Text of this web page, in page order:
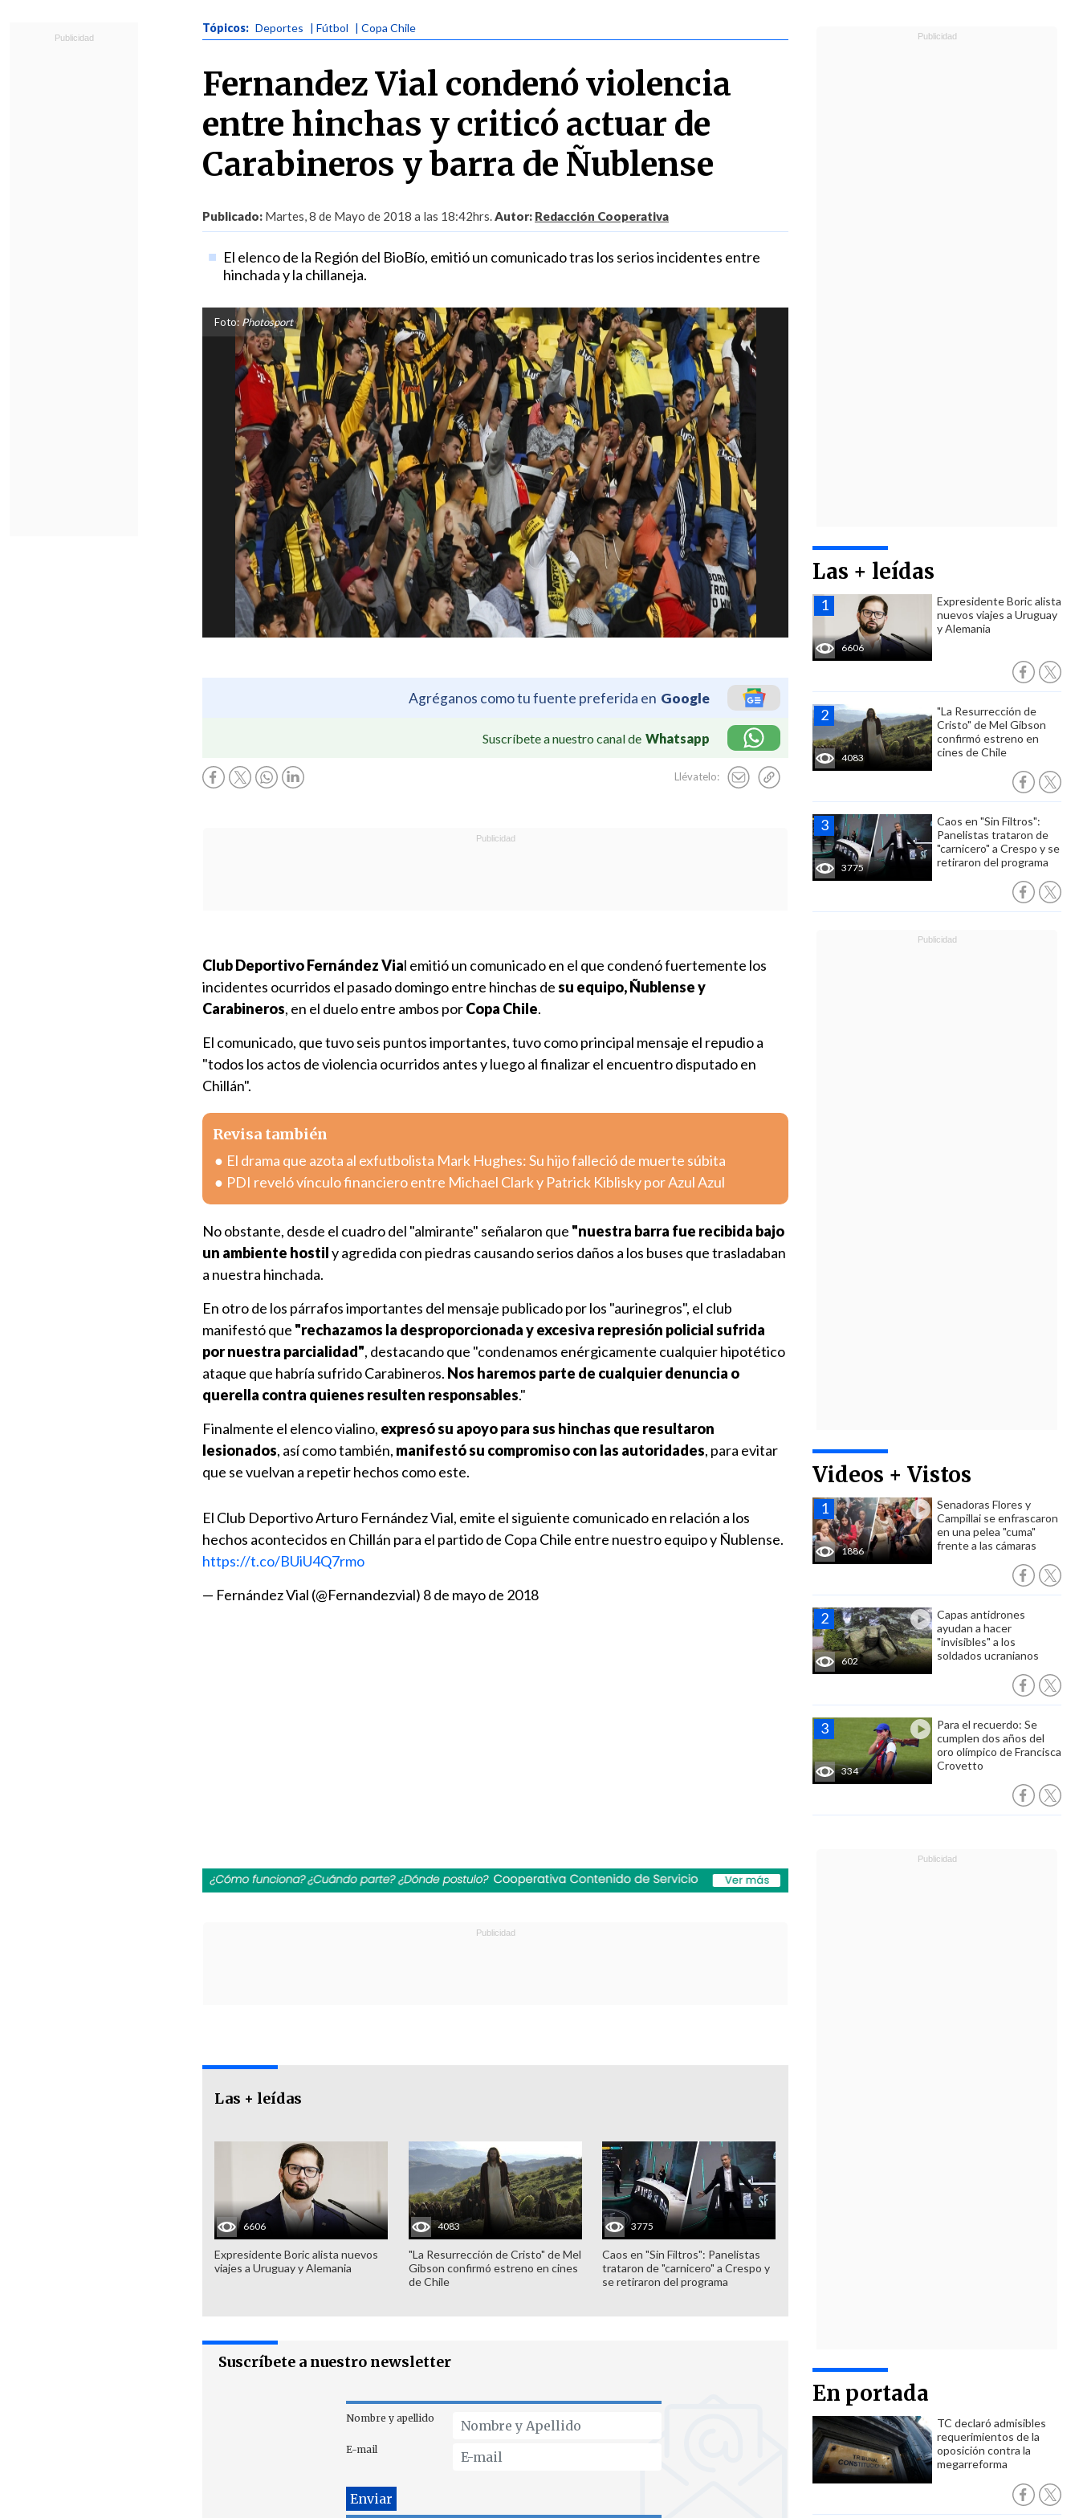
Tópicos: Deportes | Fútbol | Copa Chile
Fernandez Vial condenó violencia
entre hinchas y criticó actuar de
Carabineros y barra de Ñublense
Publicado: Martes, 8 de Mayo de 2018 a las 18:42hrs.Autor: Redacción Cooperativa
El elenco de la Región del BioBío, emitió un comunicado tras los serios incidentes entre
hinchada y la chillaneja.
Foto: Photosport
Agréganos como tu fuente preferida en Google
Suscríbete a nuestro canal de Whatsapp
Llévatelo:
Las + leídas
6606
Expresidente Boric alista
nuevos viajes a Uruguay
y Alemania
4083
"La Resurrección de
Cristo" de Mel Gibson
confirmó estreno en
cines de Chile
3775
Caos en "Sin Filtros":
Panelistas trataron de
"carnicero" a Crespo y se
retiraron del programa
Videos + Vistos
1886
Senadoras Flores y
Campillai se enfrascaron
en una pelea "cuma"
frente a las cámaras
602
Capas antidrones
ayudan a hacer
"invisibles" a los
soldados ucranianos
334
Para el recuerdo: Se
cumplen dos años del
oro olímpico de Francisca
Crovetto
En portada
TC declaró admisibles
requerimientos de la
oposición contra la
megarreforma
Club Deportivo Fernández Vial emitió un comunicado en el que condenó fuertemente los
incidentes ocurridos el pasado domingo entre hinchas desu equipo, Ñublense y
Carabineros, en el duelo entre ambos porCopa Chile.
El comunicado, que tuvo seis puntos importantes, tuvo como principal mensaje el repudio a
"todos los actos de violencia ocurridos antes y luego al finalizar el encuentro disputado en
Chillán".
Revisa también
El drama que azota al exfutbolista Mark Hughes: Su hijo falleció de muerte súbita
PDI reveló vínculo financiero entre Michael Clark y Patrick Kiblisky por Azul Azul
No obstante, desde el cuadro del "almirante" señalaron que "nuestra barra fue recibida bajo
un ambiente hostily agredida con piedras causando serios daños a los buses que trasladaban
a nuestra hinchada.
En otro de los párrafos importantes del mensaje publicado por los "aurinegros", el club
manifestó que "rechazamos la desproporcionada y excesiva represión policial sufrida
por nuestra parcialidad", destacando que "condenamos enérgicamente cualquier hipotético
ataque que habría sufrido Carabineros. Nos haremos parte de cualquier denuncia o
querella contra quienes resulten responsables."
Finalmente el elenco vialino, expresó su apoyo para sus hinchas que resultaron
lesionados, así como también, manifestó su compromiso con las autoridades, para evitar
que se vuelvan a repetir hechos como este.
El Club Deportivo Arturo Fernández Vial, emite el siguiente comunicado en relación a los
hechos acontecidos en Chillán para el partido de Copa Chile entre nuestro equipo y Ñublense.
https://t.co/BUiU4Q7rmo
— Fernández Vial (@Fernandezvial) 8 de mayo de 2018
Las + leídas
6606
Expresidente Boric alista nuevos
viajes a Uruguay y Alemania
4083
"La Resurrección de Cristo" de Mel
Gibson confirmó estreno en cines
de Chile
3775
Caos en "Sin Filtros": Panelistas
trataron de "carnicero" a Crespo y
se retiraron del programa
Suscríbete a nuestro newsletter
Nombre y apellido
E-mail